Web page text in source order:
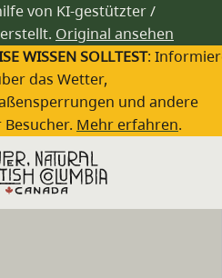
von KI-gestützter /
Original ansehen
WISSEN SOLLTEST:
das Wetter,
und andere
Mehr erfahren.